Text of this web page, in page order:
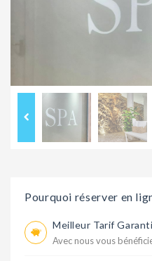
Pourquoi réserver en
Meilleur Tarif Garanti
Avec nous vous